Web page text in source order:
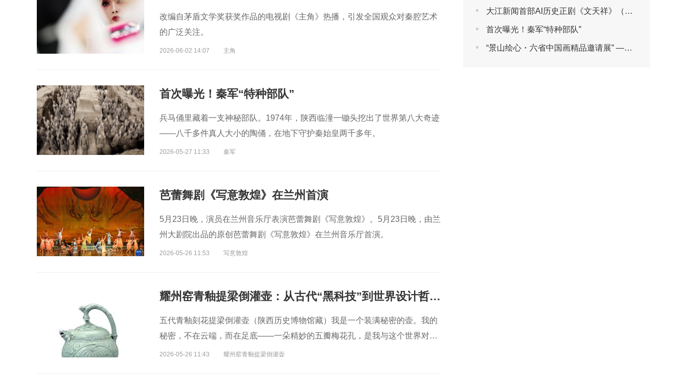
改编自茅盾文学奖获奖作品的电视剧《主角》热播，引发全国观众对秦腔艺术
的广泛关注。
2026-06-02 14:07 主角
首次曝光！秦军“特种部队”
兵马俑里藏着一支神秘部队。1974年，陕西临潼一锄头挖出了世界第八大奇迹
——八千多件真人大小的陶俑，在地下守护秦始皇两千多年。
2026-05-27 11:33 秦军
芭蕾舞剧《写意敦煌》在兰州首演
5月23日晚，演员在兰州音乐厅表演芭蕾舞剧《写意敦煌》。5月23日晚，由兰
州大剧院出品的原创芭蕾舞剧《写意敦煌》在兰州音乐厅首演。
2026-05-26 11:53 写意敦煌
耀州窑青釉提梁倒灌壶：从古代“黑科技”到世界设计哲学，一壶通联的匠心宇宙
五代青釉刻花提梁倒灌壶（陕西历史博物馆藏）我是一个装满秘密的壶。我的
秘密，不在云端，而在足底——一朵精妙的五瓣梅花孔，是我与这个世界对话
的独特方式。
2026-05-26 11:43 耀州窑青釉提梁倒灌壶
大江新闻首部AI历史正剧《文天祥》（第一集）
首次曝光！秦军“特种部队”
“景山绘心・六省中国画精品邀请展” ——登陆景山观德殿 六省名家笔墨共绘中轴雅韵